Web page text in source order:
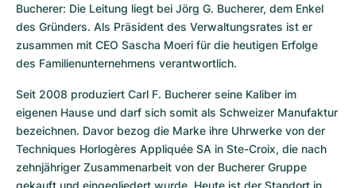
Bucherer: Die Leitung liegt bei Jörg G. Bucherer, dem Enkel
des Gründers. Als Präsident des Verwaltungsrates ist er
zusammen mit CEO Sascha Moeri für die heutigen Erfolge
des Familienunternehmens verantwortlich.
Seit 2008 produziert Carl F. Bucherer seine Kaliber im
eigenen Hause und darf sich somit als Schweizer Manufaktur
bezeichnen. Davor bezog die Marke ihre Uhrwerke von der
Techniques Horlogères Appliquée SA in Ste-Croix, die nach
zehnjähriger Zusammenarbeit von der Bucherer Gruppe
gekauft und eingegliedert wurde. Heute ist der Standort in